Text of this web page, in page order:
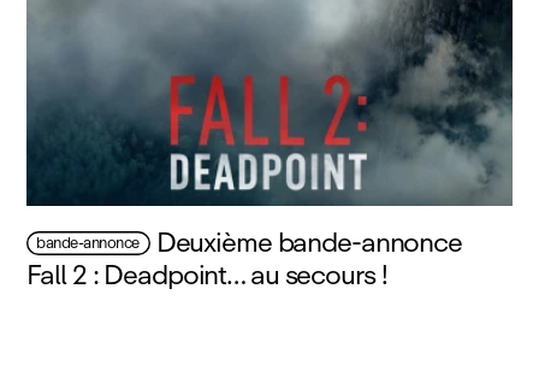
bande-annonce Deuxième bande-annonce
Fall 2 : Deadpoint… au secours !